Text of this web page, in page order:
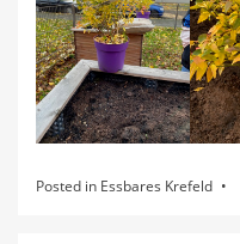
Posted in Essbares Krefeld